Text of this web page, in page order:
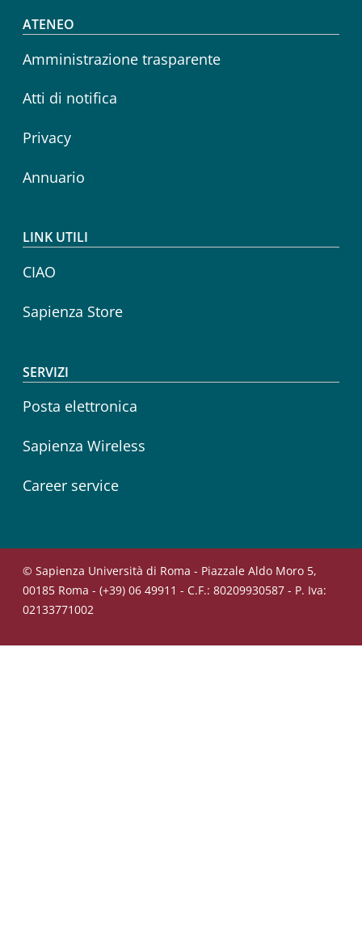
Footer menu
ATENEO
Amministrazione trasparente
Atti di notifica
Privacy
Annuario
LINK UTILI
CIAO
Sapienza Store
SERVIZI
Posta elettronica
Sapienza Wireless
Career service
© Sapienza Università di Roma - Piazzale Aldo Moro 5,
00185 Roma - (+39) 06 49911 - C.F.: 80209930587 - P. Iva:
02133771002